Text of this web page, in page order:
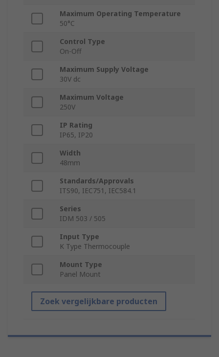
Maximum Operating Temperature
50°C
Control Type
On-Off
Maximum Supply Voltage
30V dc
Maximum Voltage
250V
IP Rating
IP65, IP20
Width
48mm
Standards/Approvals
ITS90, IEC751, IEC584.1
Series
IDM 503 / 505
Input Type
K Type Thermocouple
Mount Type
Panel Mount
Zoek vergelijkbare producten